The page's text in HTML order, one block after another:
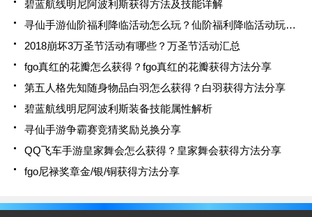
碧蓝航线明尼阿波利斯获得方法及技能详解
寻仙手游仙阶福利降临活动怎么玩？仙阶福利降临活动玩法分享
2018崩坏3万圣节活动有哪些？万圣节活动汇总
fgo真红的花瓣怎么获得？fgo真红的花瓣获得方法分享
第五人格先知随身物品白羽怎么获得？白羽获得方法分享
碧蓝航线明尼阿波利斯装备技能属性解析
寻仙手游争霸赛竞猜奖励兑换分享
QQ飞车手游皇家舞会怎么获得？皇家舞会获得方法分享
fgo尼禄奖章金/银/铜获得方法分享